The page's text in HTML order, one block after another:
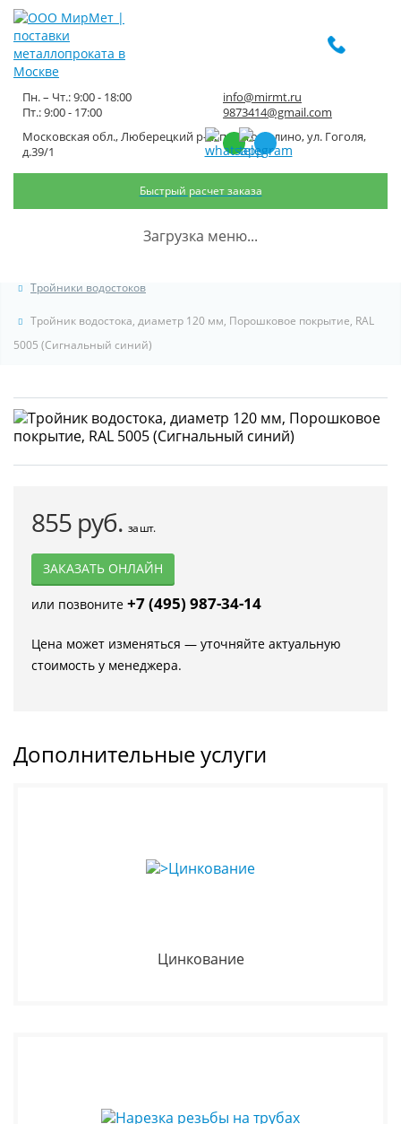
Московская обл., Люберецкий р-н, пос. Томилино, ул. Гоголя,
д.39/1
Пн. – Чт.: 9:00 - 18:00
Пт.: 9:00 - 17:00
info@mirmt.ru
9873414@gmail.com
Быстрый расчет заказа
Загрузка меню...
Тройник водостока, диаметр
120 мм, Порошковое покрытие,
RAL 5005 (Сигнальный синий)
Тройники водостоков
Тройник водостока, диаметр 120 мм, Порошковое покрытие, RAL
5005 (Сигнальный синий)
855 руб. за шт.
ЗАКАЗАТЬ ОНЛАЙН
или позвоните +7 (495) 987-34-14
Цена может изменяться — уточняйте актуальную
стоимость у менеджера.
Дополнительные услуги
Цинкование